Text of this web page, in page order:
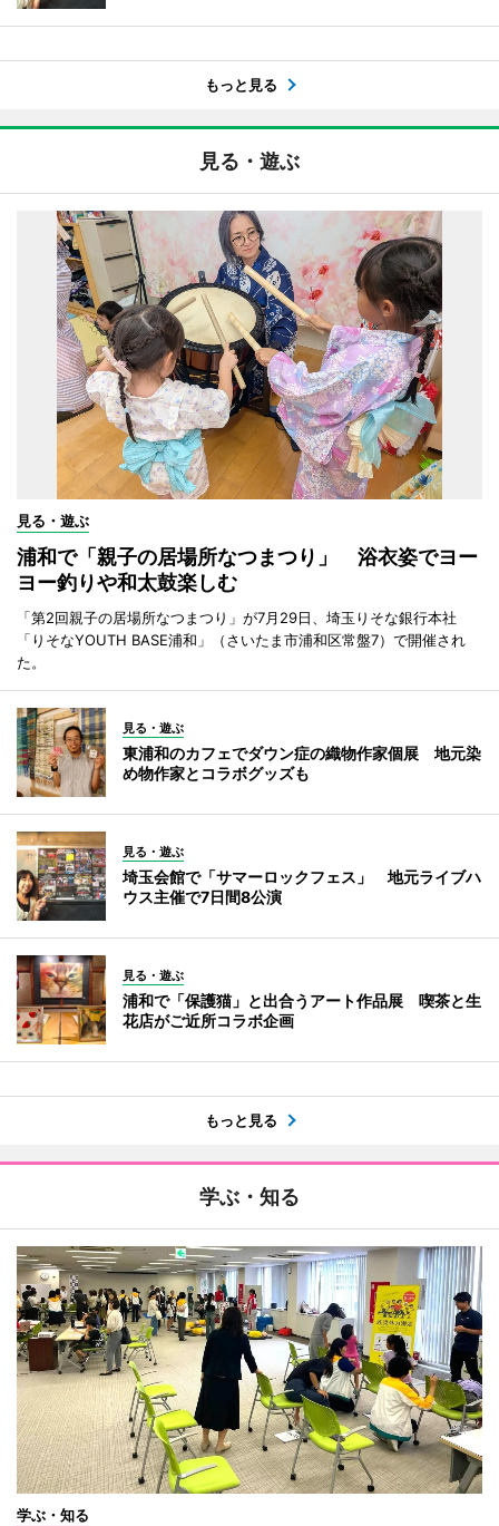
もっと見る
見る・遊ぶ
見る・遊ぶ
浦和で「親子の居場所なつまつり」 浴衣姿でヨー
ヨー釣りや和太鼓楽しむ
「第2回親子の居場所なつまつり」が7月29日、埼玉りそな銀行本社
「りそなYOUTH BASE浦和」（さいたま市浦和区常盤7）で開催され
た。
見る・遊ぶ
東浦和のカフェでダウン症の織物作家個展 地元染
め物作家とコラボグッズも
見る・遊ぶ
埼玉会館で「サマーロックフェス」 地元ライブハ
ウス主催で7日間8公演
見る・遊ぶ
浦和で「保護猫」と出合うアート作品展 喫茶と生
花店がご近所コラボ企画
もっと見る
学ぶ・知る
学ぶ・知る